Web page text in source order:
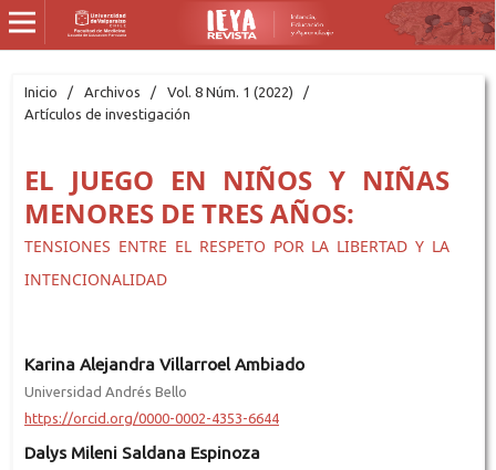
Inicio / Archivos / Vol. 8 Núm. 1 (2022)
/
Artículos de investigación
EL JUEGO EN NIÑOS Y NIÑAS
MENORES DE TRES AÑOS:
TENSIONES ENTRE EL RESPETO POR LA LIBERTAD Y LA
INTENCIONALIDAD
Karina Alejandra Villarroel Ambiado
Universidad Andrés Bello
https://orcid.org/0000-0002-4353-6644
Dalys Mileni Saldana Espinoza